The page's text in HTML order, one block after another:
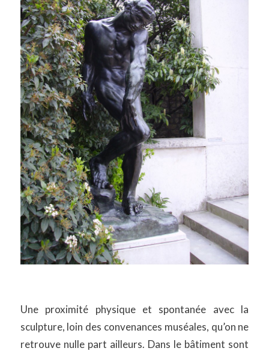
Une proximité physique et spontanée avec la
sculpture, loin des convenances muséales, qu’on ne
retrouve nulle part ailleurs. Dans le bâtiment sont